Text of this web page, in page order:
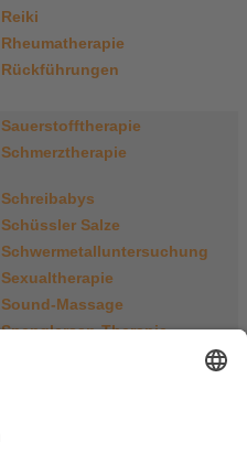
Reiki
Rheumatherapie
Rückführungen
Sauerstofftherapie
Schmerztherapie
Schreibabys
Schüssler Salze
Schwermetalluntersuchung
Sexualtherapie
Sound-Massage
Spenglersan-Therapie